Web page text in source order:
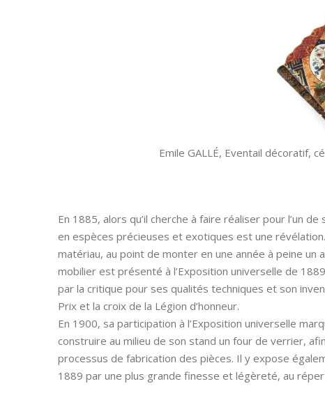
Emile GALLÉ, Eventail décoratif,
En 1885, alors qu’il cherche à faire réaliser pour l’un
en espèces précieuses et exotiques est une
matériau, au point de monter en une année à peine
mobilier est présenté à l’Exposition universelle de
par la critique pour ses qualités techniques et son
Prix et la croix de la Légion d’honneur.
En 1900, sa participation à l’Exposition universelle
construire au milieu de son stand un four de verrier,
processus de fabrication des pièces. Il y expose
1889 par une plus grande finesse et légèreté, au